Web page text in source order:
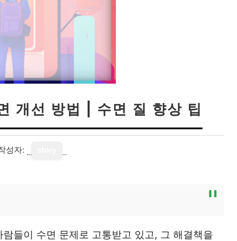
개선 방법 | 수면 질 향상 팁
성자:
들이 수면 문제로 고통받고 있고, 그 해결책을